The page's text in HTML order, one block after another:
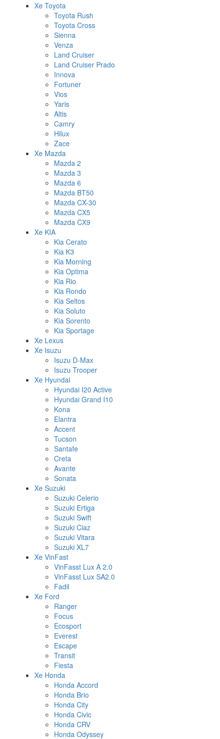
Xe Toyota
Toyota Rush
Toyota Cross
Sienna
Venza
Land Cruiser
Land Cruiser Prado
Innova
Fortuner
Vios
Yaris
Altis
Camry
Hilux
Zace
Xe Mazda
Mazda 2
Mazda 3
Mazda 6
Mazda BT50
Mazda CX-30
Mazda CX5
Mazda CX9
Xe KIA
Kia Cerato
Kia K3
Kia Morning
Kia Optima
Kia Rio
Kia Rondo
Kia Seltos
Kia Soluto
Kia Sorento
Kia Sportage
Xe Lexus
Xe Isuzu
Isuzu D-Max
Isuzu Trooper
Xe Hyundai
Hyundai I20 Active
Hyundai Grand I10
Kona
Elantra
Accent
Tucson
Santafe
Creta
Avante
Sonata
Xe Suzuki
Suzuki Celerio
Suzuki Ertiga
Suzuki Swift
Suzuki Ciaz
Suzuki Vitara
Suzuki XL7
Xe VinFast
VinFasst Lux A 2.0
VinFasst Lux SA2.0
Fadil
Xe Ford
Ranger
Focus
Ecosport
Everest
Escape
Transit
Fiesta
Xe Honda
Honda Accord
Honda Brio
Honda City
Honda Civic
Honda CRV
Honda Odyssey